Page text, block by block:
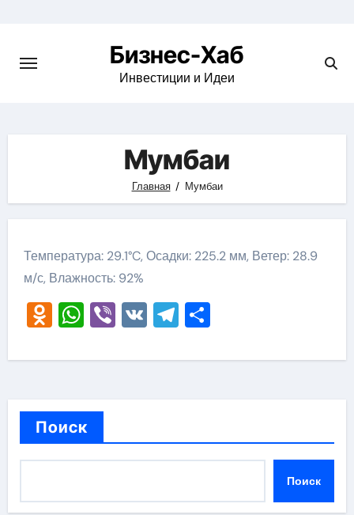
content
Бизнес-Хаб
Инвестиции и Идеи
Мумбаи
Главная Мумбаи
Температура: 29.1°C, Осадки: 225.2 мм, Ветер: 28.9
м/с, Влажность: 92%
Odnoklassniki
WhatsApp
Viber
VKTelegram
Отправить
Поиск
Поиск